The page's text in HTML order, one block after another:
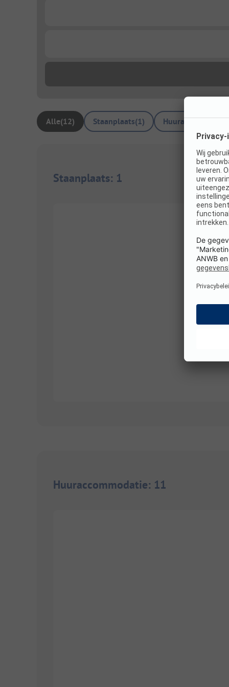
Alle(12) Staanplaats(1)
Staanplaats: 1 1/7
Huuraccommodatie: 11